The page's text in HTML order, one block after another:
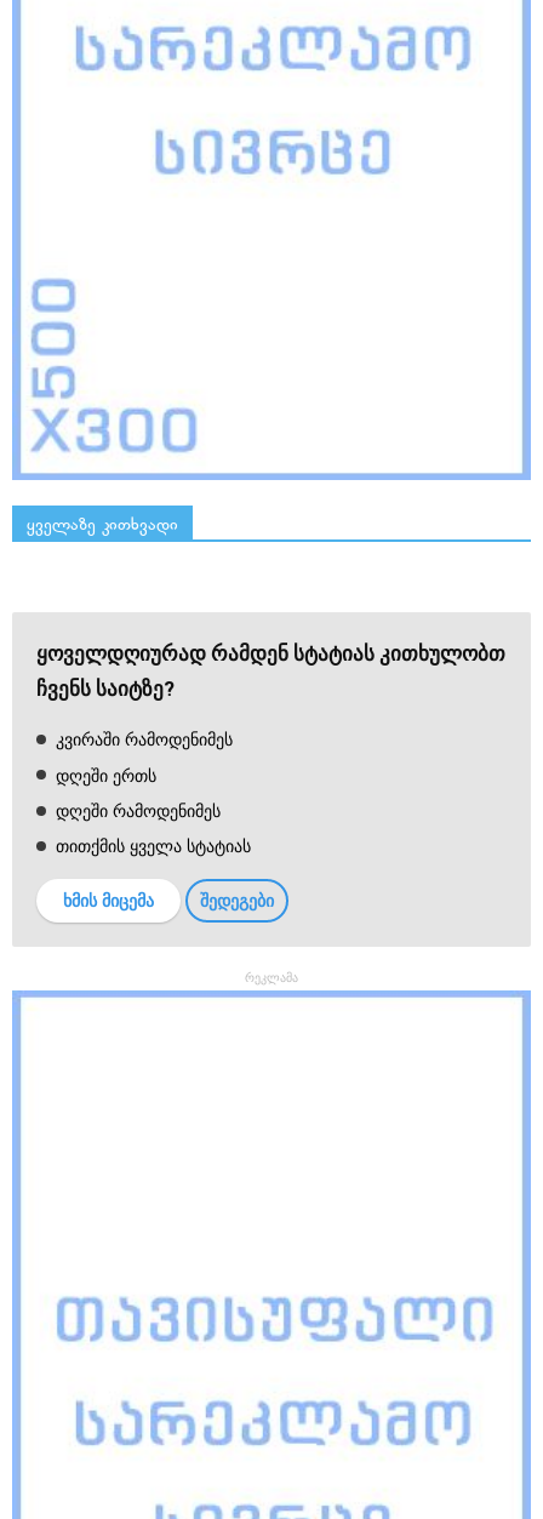
ყველაზე კითხვადი
ყოველდღიურად რამდენ სტატიას კითხულობთ
ჩვენს საიტზე?
კვირაში რამოდენიმეს
დღეში ერთს
დღეში რამოდენიმეს
თითქმის ყველა სტატიას
ხმის მიცემა შედეგები
რეკლამა